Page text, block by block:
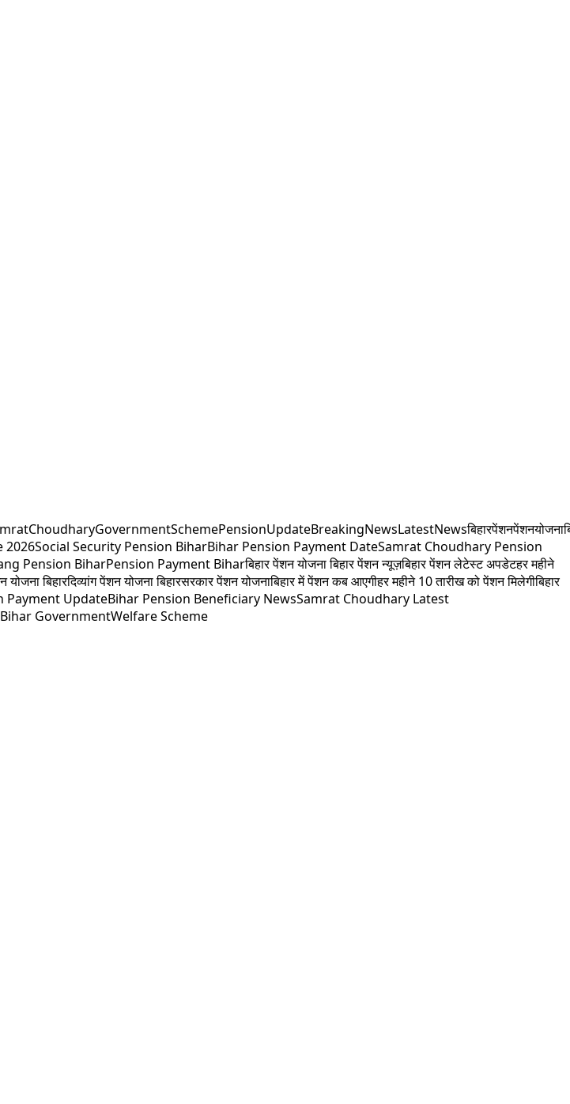
GovernmentSchemePensionUpdateBreakingNewsLatestNewsबिहारपेंशनपेंशनयोजना
2026Social Security Pension BiharBihar Pension Payment DateSamrat Choudhary Pension
Pension BiharPension Payment Biharबिहार पेंशन योजना बिहार पेंशन न्यूज़बिहार पेंशन लेटेस्ट अपडेटहर महीने
योजना बिहारदिव्यांग पेंशन योजना बिहारसरकार पेंशन योजनाबिहार में पेंशन कब आएगीहर महीने 10 तारीख को पेंशन मिलेगीबिहार
Payment UpdateBihar Pension Beneficiary NewsSamrat Choudhary Latest
Bihar GovernmentWelfare Scheme